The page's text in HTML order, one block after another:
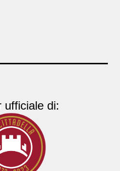
ufficiale di: